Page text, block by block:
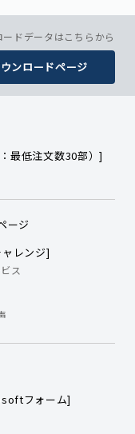
ードデータはこちらから
ンロードページ
最低注文数30部）]
ージ
ャレンジ]
ス
フォーム]